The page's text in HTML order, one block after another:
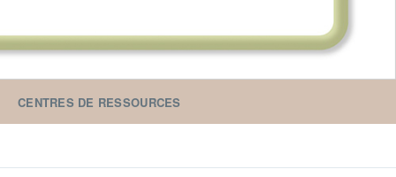
CENTRES DE RESSOURCES